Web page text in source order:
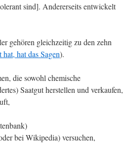
sind]. Andererseits entwickelt
gehören gleichzeitig zu den zehn
hat das Sagen).
die sowohl chemische
Saatgut herstellen und verkaufen,
bei Wikipedia) versuchen,